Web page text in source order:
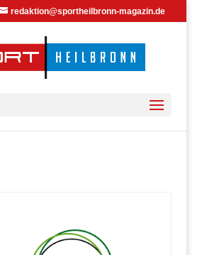
redaktion@sportheilbronn-magazin.de